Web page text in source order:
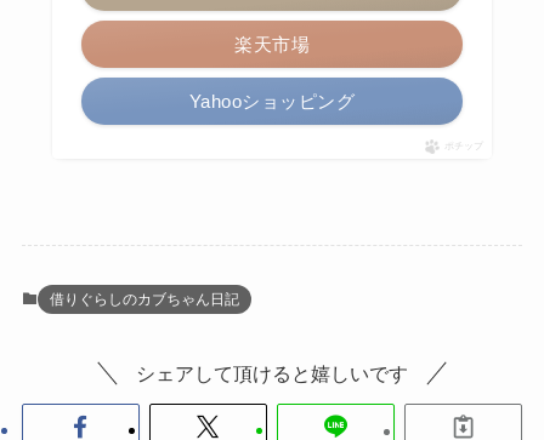
楽天市場
Yahooショッピング
ポチップ
借りぐらしのカブちゃん日記
シェアして頂けると嬉しいです